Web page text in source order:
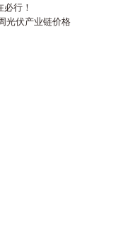
行！
光伏产业链价格